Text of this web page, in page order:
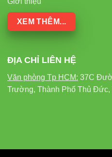
XEM THÊM...
ĐỊA CHỈ LIÊN HỆ
Văn phòng Tp HCM: 37C
Trường, Thành Phố Thủ Đức,